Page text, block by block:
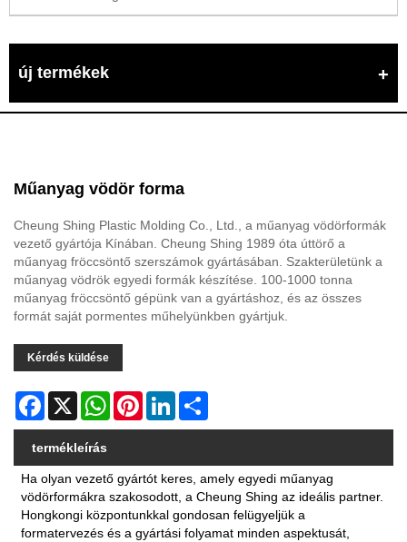
új termékek
Műanyag vödör forma
Cheung Shing Plastic Molding Co., Ltd., a műanyag vödörformák
vezető gyártója Kínában. Cheung Shing 1989 óta úttörő a
műanyag fröccsöntő szerszámok gyártásában. Szakterületünk a
műanyag vödrök egyedi formák készítése. 100-1000 tonna
műanyag fröccsöntő gépünk van a gyártáshoz, és az összes
formát saját pormentes műhelyünkben gyártjuk.
Kérdés küldése
Facebook
X WhatsAppPinterestLinkedIn
termékleírás
Ha olyan vezető gyártót keres, amely egyedi műanyag
vödörformákra szakosodott, a Cheung Shing az ideális partner.
Hongkongi központunkkal gondosan felügyeljük a
formatervezés és a gyártási folyamat minden aspektusát,